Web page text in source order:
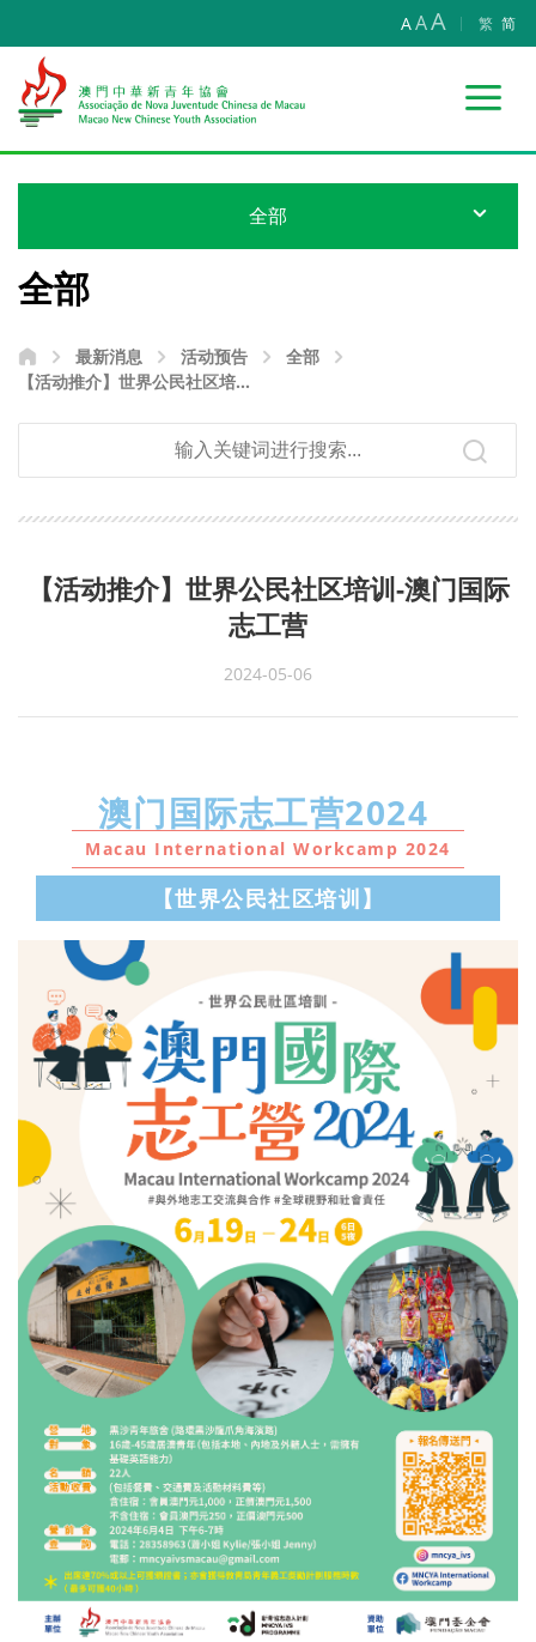
AAA 繁 简
全部
全部
最新消息 活动预告
全部
【活动推介】世界公民社区培
【活动推介】世界公民社区培训-澳门国际
志工营
2024-05-06
澳门国际志工营2024
Macau International Workcamp 2024
【世界公民社区培训】